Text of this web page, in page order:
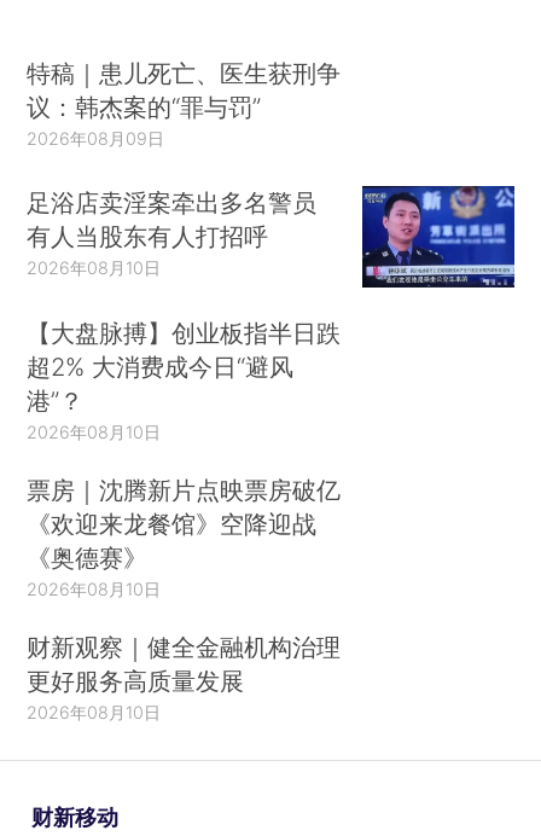
特稿｜患儿死亡、医生获刑争
议：韩杰案的“罪与罚”
2026年08月09日
足浴店卖淫案牵出多名警员
有人当股东有人打招呼
2026年08月10日
【大盘脉搏】创业板指半日跌
超2% 大消费成今日“避风
港”？
2026年08月10日
票房｜沈腾新片点映票房破亿
《欢迎来龙餐馆》空降迎战
《奥德赛》
2026年08月10日
财新观察｜健全金融机构治理
更好服务高质量发展
2026年08月10日
财新移动